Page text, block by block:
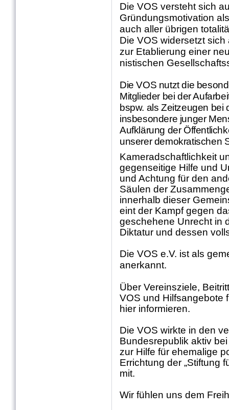
Die VOS versteht sich
Gründungsmotivation
auch aller übrigen
Die VOS widersetzt
zur Etablierung einer
nistischen
Die VOS nutzt die
Mitglieder bei der
bspw. als Zeitzeugen bei
insbesondere junger
Aufklärung der
unserer demokratischen
Kameradschaftlichkeit
gegenseitige Hilfe und
und Achtung für den
Säulen der
innerhalb dieser
eint der Kampf gegen
geschehene Unrecht in
Diktatur und dessen
Die VOS e.V. ist als
anerkannt.
Über Vereinsziele,
VOS und Hilfsangebote
hier informieren.
Die VOS wirkte in den
Bundesrepublik aktiv
zur Hilfe für ehemalige
Errichtung der „Stiftung
mit.
Wir fühlen uns dem